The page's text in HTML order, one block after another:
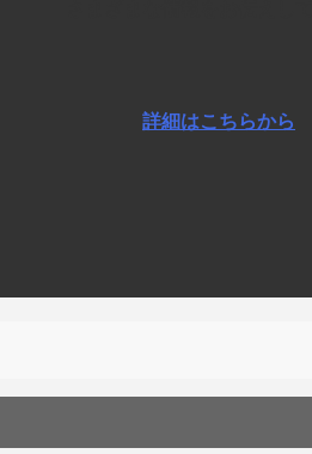
詳細はこちらから